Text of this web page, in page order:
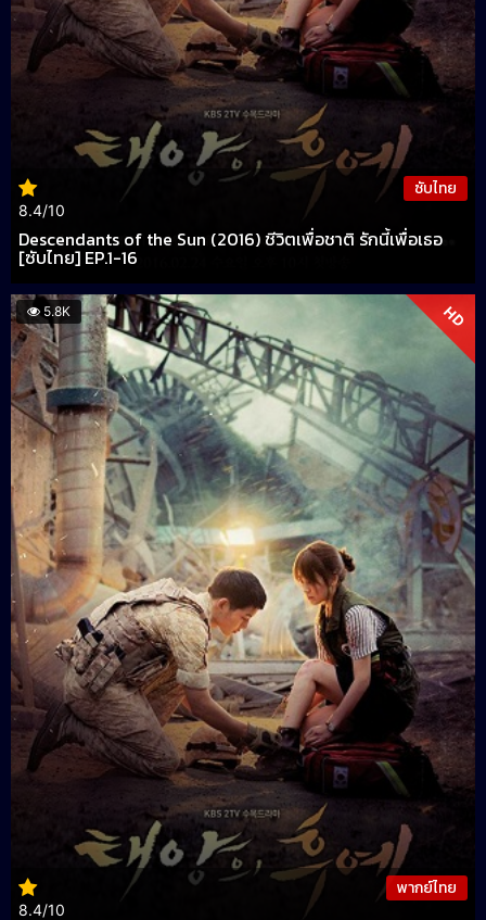
8.4/10
ซับไทย
Descendants of the Sun (2016) ชีวิตเพื่อชาติ รักนี้เพื่อเธอ
[ซับไทย] EP.1-16
5.8K HD
8.4/10
พากย์ไทย